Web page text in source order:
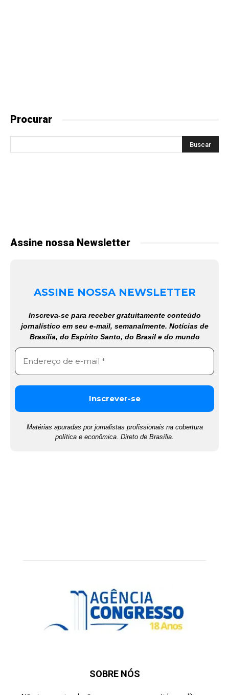
Procurar
Assine nossa Newsletter
ASSINE NOSSA NEWSLETTER
Inscreva-se para receber gratuitamente conteúdo
jornalístico em seu e-mail, semanalmente. Notícias de
Brasília, do Espírito Santo, do Brasil e do mundo
Matérias apuradas por jornalistas profissionais na cobertura
política e econômica. Direto de Brasília.
SOBRE NÓS